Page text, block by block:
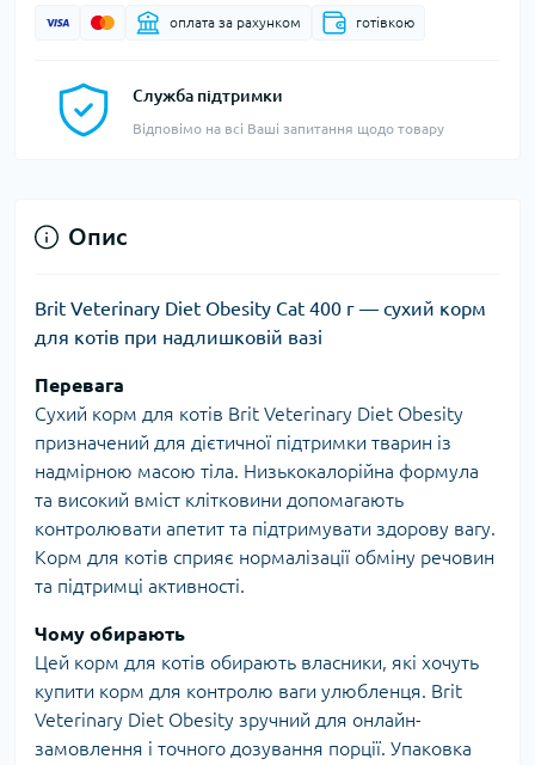
оплата за рахунком готівкою
Служба підтримки
Відповімо на всі Ваші запитання щодо товару
Опис
Brit Veterinary Diet Obesity Cat 400 г — сухий корм
для котів при надлишковій вазі
Перевага
Сухий корм для котів Brit Veterinary Diet Obesity
призначений для дієтичної підтримки тварин із
надмірною масою тіла. Низькокалорійна формула
та високий вміст клітковини допомагають
контролювати апетит та підтримувати здорову вагу.
Корм для котів сприяє нормалізації обміну речовин
та підтримці активності.
Чому обирають
Цей корм для котів обирають власники, які хочуть
купити корм для контролю ваги улюбленця. Brit
Veterinary Diet Obesity зручний для онлайн-
замовлення і точного дозування порції. Упаковка